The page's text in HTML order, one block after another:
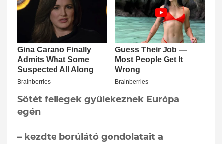
Sötét fellegek gyülekeznek Európa
egén
– kezdte borúlátó gondolatait a